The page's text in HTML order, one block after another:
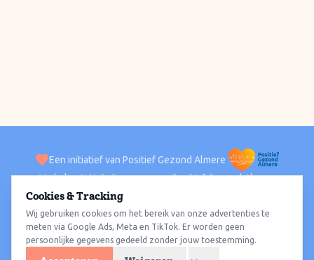
Een initiatief van Positief Gezond Almere
VerhalenActiviteiten Positief Gezond Almere
ACTIVITEITEN PER WIJK
Alle wijkenAlmere HavenAlmere StadAlmere BuitenAlmere Poort
Almere HoutAlmere OosterwoldWat te doen
Cookies & Tracking
Wij gebruiken cookies om het bereik van onze advertenties te
meten via Google Ads, Meta en TikTok. Er worden geen
persoonlijke gegevens gedeeld zonder jouw toestemming.